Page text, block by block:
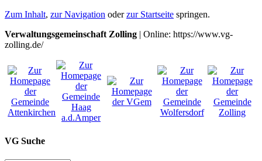
Zum Inhalt, zur Navigation oderzur Startseite springen.
Verwaltungsgemeinschaft Zolling | Online: https://www.vg-
zolling.de/
VG Suche